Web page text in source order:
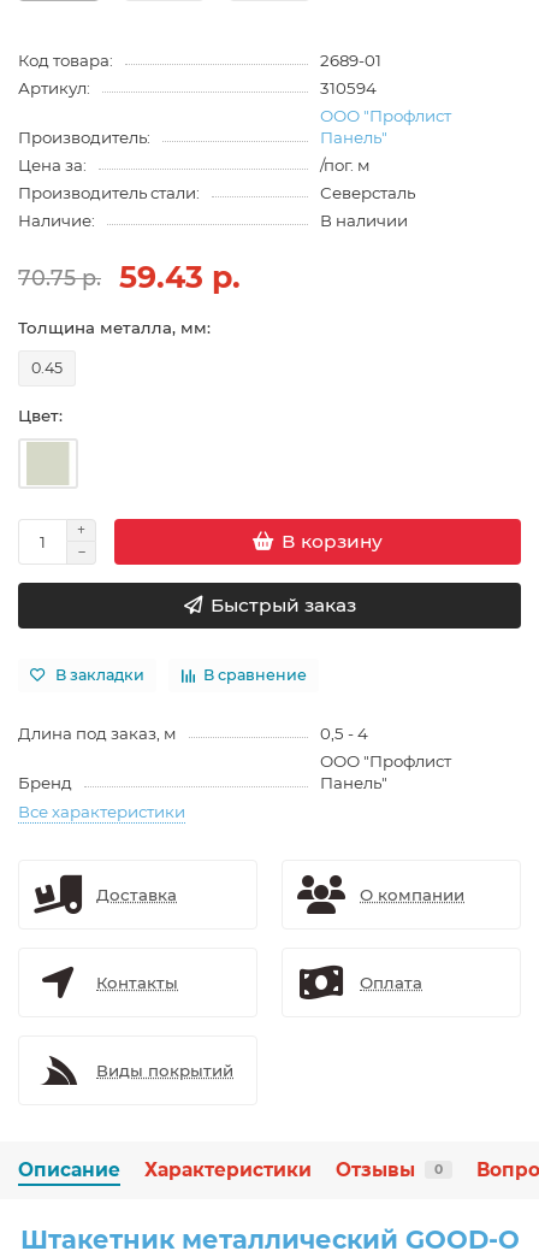
Код товара:
2689-01
Артикул:
310594
Производитель:
ООО "Профлист
Панель"
Цена за:
/пог. м
Производитель стали:
Северсталь
Наличие:
В наличии
70.75 р. 59.43 р.
Толщина металла, мм:
0.45
Цвет:
В корзину
Быстрый заказ
В закладки В сравнение
Длина под заказ, м 0,5 - 4
Бренд
ООО "Профлист
Панель"
Все характеристики
Доставка О компании
Контакты Оплата
Виды покрытий
Описание Характеристики Отзывы 0
Штакетник металлический GOOD-O